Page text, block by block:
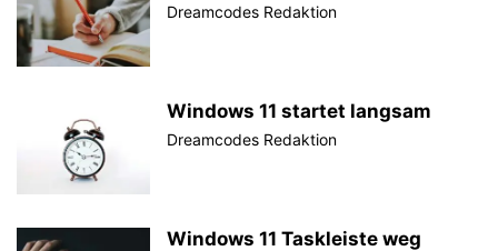
Dreamcodes Redaktion
Windows 11 startet langsam
Dreamcodes Redaktion
Windows 11 Taskleiste weg